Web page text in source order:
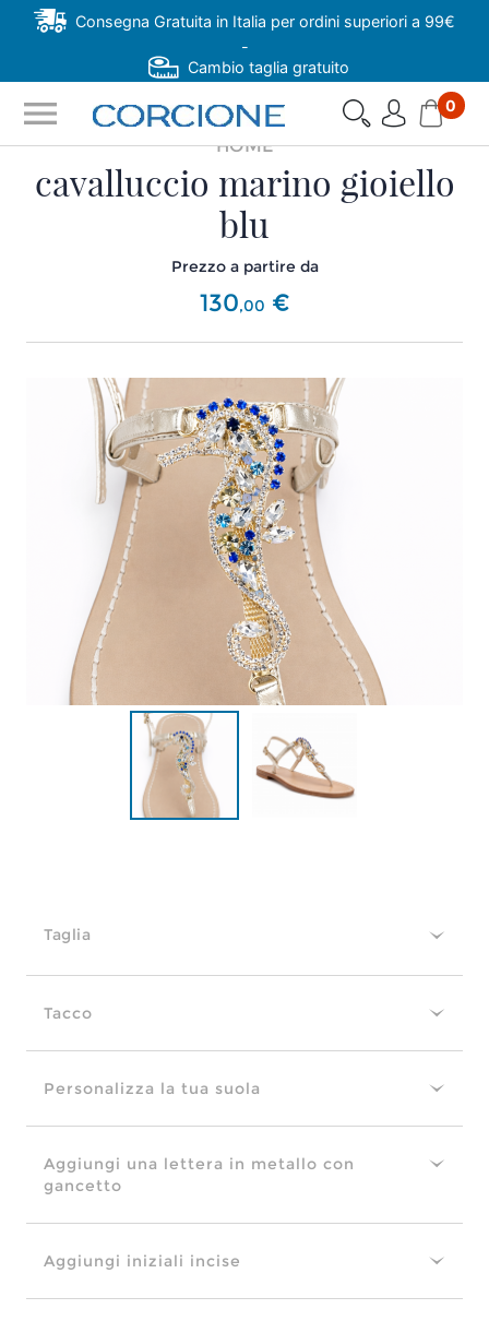
Consegna Gratuita in Italia per ordini superiori a 99€
-
Cambio taglia gratuito
menu 0
HOME
cavalluccio marino gioiello
blu
Prezzo a partire da
130,00 €
Taglia
Tacco
Personalizza la tua suola
Aggiungi una lettera in metallo con
gancetto
Aggiungi iniziali incise